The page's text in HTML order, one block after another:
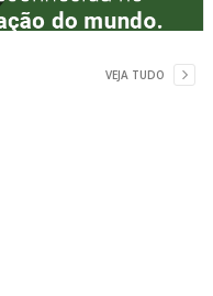
VEJA TUDO